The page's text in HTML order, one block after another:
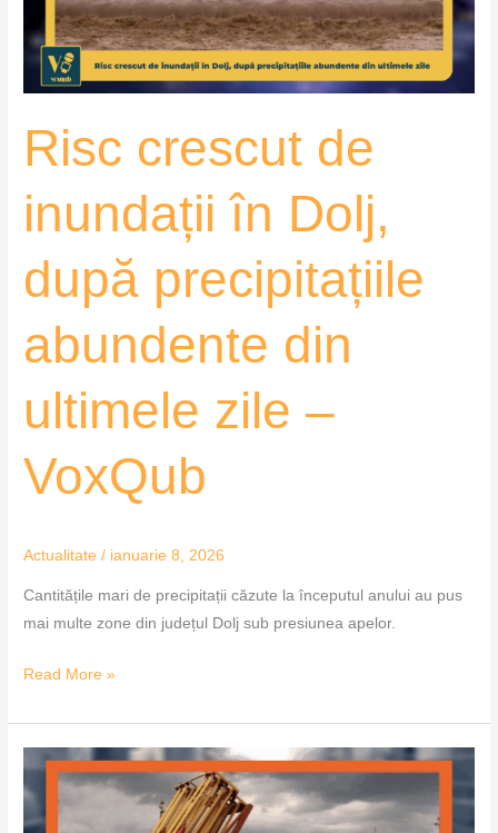
Risc crescut de
inundații în Dolj,
după precipitațiile
abundente din
ultimele zile –
VoxQub
Actualitate / ianuarie 8, 2026
Cantitățile mari de precipitații căzute la începutul anului au pus
mai multe zone din județul Dolj sub presiunea apelor.
după
precipitațiile
abundente
ultimele
zile
VoxQub
Read More »
Rachete
antigrindină,
suspendate